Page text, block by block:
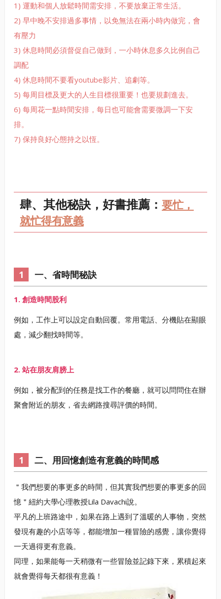
1) 運動和個人放鬆時間需安排，不要放棄正常生活。
2) 早中晚不安排過多事情，以免無法在兩小時內做完，會
有壓力
3) 休息時間必須督促自己做到，一小時休息多久比例自己
調配
4) 休息時間不要看youtube影片、追劇等。
5) 每周目標及更大的人生目標很重要！也要規劃進去。
6) 每周花一點時間安排，每日也可能會需要微調一下安
排。
7) 保持良好心態持之以恆。
肆、其他秘訣，好書推薦： 要忙，
就忙得有意義
一、省時間秘訣
1. 創造時間股利
例如，工作上可以設定自動回覆。常用電話、分機貼在顯眼
處，減少翻找時間等。
2. 站在朋友肩膀上
例如，被分配到的任務是找工作的餐廳，就可以問問住在辦
聚會附近的朋友，省去網路搜尋評價的時間。
二、用回憶創造有意義的時間感
＂我們想要的事更多的時間，但其實我們想要的事更多的回
憶＂紐約大學心理教授Lila Davachi說。
平凡的上班路途中，如果在路上遇到了溫暖的人事物，突然
發現有趣的小店等等，都能增加一種冒險的感覺，讓你覺得
一天過得更有意義。
同理，如果能每一天稍微有一些冒險並記錄下來，累積起來
就會覺得每天都很有意義！